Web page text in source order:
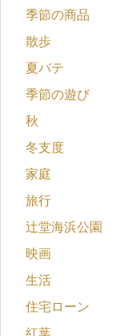
季節の商品
散歩
夏バテ
季節の遊び
秋
冬支度
家庭
旅行
辻堂海浜公園
映画
生活
住宅ローン